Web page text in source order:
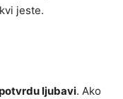
jeste.
ljubavi. Ako